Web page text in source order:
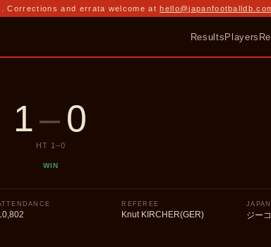
Corrections and errata welcome at
ResultsPlayers
1–0
HT 1 –0
WIN
REFEREE
Knut KIRCHER(GER) ジー